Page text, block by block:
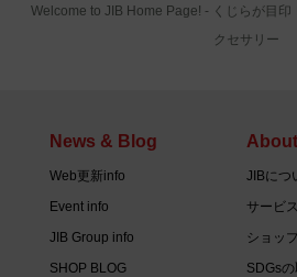
Welcome to JIB Home Page! ‐ くじらが目
クセサリー
News & Blog
Web更新info
Event info
JIB Group info
SHOP BLOG
JIBにつ
サービス
ショッ
SDGs